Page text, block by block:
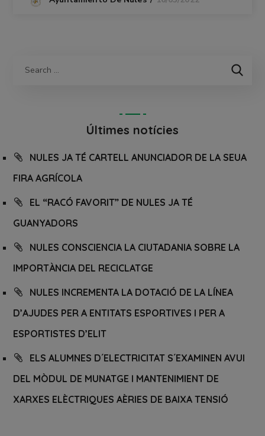
Últimes notícies
NULES JA TÉ CARTELL ANUNCIADOR DE LA SEUA
FIRA AGRÍCOLA
EL “RACÓ FAVORIT” DE NULES JA TÉ
GUANYADORS
NULES CONSCIENCIA LA CIUTADANIA SOBRE LA
IMPORTÀNCIA DEL RECICLATGE
NULES INCREMENTA LA DOTACIÓ DE LA LÍNEA
D’AJUDES PER A ENTITATS ESPORTIVES I PER A
ESPORTISTES D’ELIT
ELS ALUMNES D´ELECTRICITAT S´EXAMINEN AVUI
DEL MÒDUL DE MUNATGE I MANTENIMIENT DE
XARXES ELÈCTRIQUES AÈRIES DE BAIXA TENSIÓ